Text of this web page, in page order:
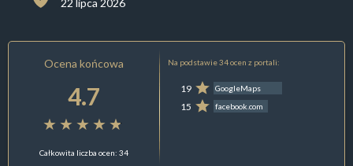
22 lipca 2026
Ocena końcowa
4.7
Całkowita liczba ocen: 34
Na podstawie 34 ocen z portali:
19 GoogleMaps
15 facebook.com